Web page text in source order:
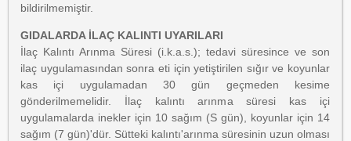
bildirilmemiştir.
GIDALARDA İLAÇ KALINTI UYARILARI
İlaç Kalıntı Arınma Süresi (i.k.a.s.); tedavi süresince ve son
ilaç uygulamasından sonra eti için yetiştirilen sığır ve koyunlar
kas içi uygulamadan 30 gün geçmeden kesime
gönderilmemelidir. İlaç kalıntı arınma süresi kas içi
uygulamalarda inekler için 10 sağım (S gün), koyunlar için 14
sağım (7 gün)'dür. Sütteki kalıntı'arınma süresinin uzun olması